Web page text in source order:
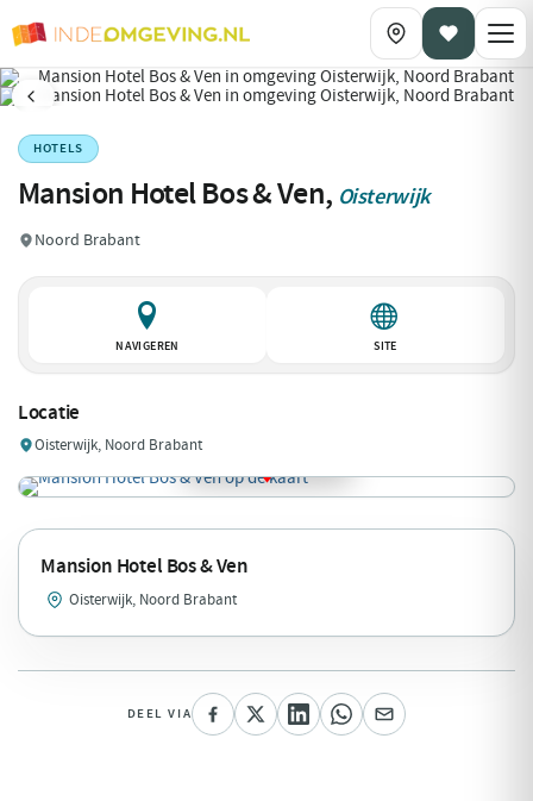
HOTELS
Mansion Hotel Bos & Ven, Oisterwijk
Noord Brabant
NAVIGEREN SITE
Locatie
Oisterwijk, Noord Brabant
Mansion Hotel Bos & Ven
Oisterwijk, Noord Brabant
DEEL VIA